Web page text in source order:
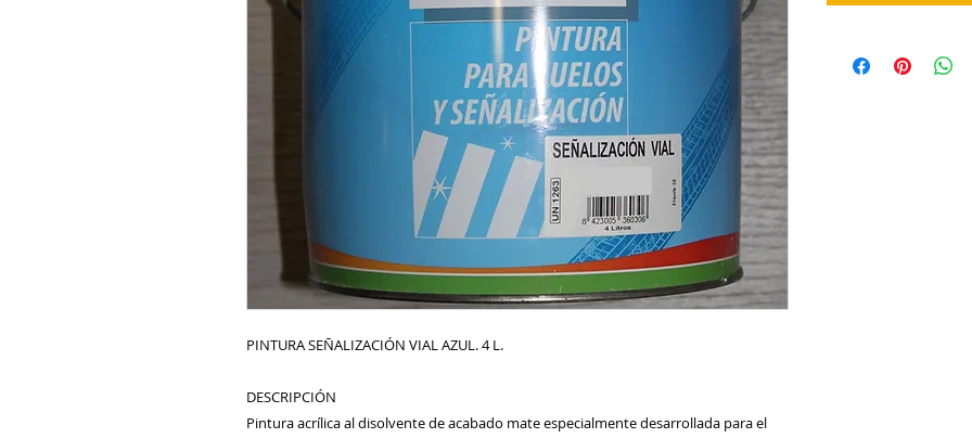
PINTURA SEÑALIZACIÓN VIAL AZUL. 4 L.
DESCRIPCIÓN
Pintura acrílica al disolvente de acabado mate especialmente desarrollada para el